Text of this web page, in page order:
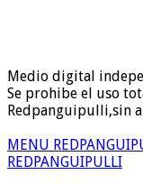
Medio digital
Se prohibe el uso
Redpanguipulli,sin
MENU
REDPANGUIPULLI